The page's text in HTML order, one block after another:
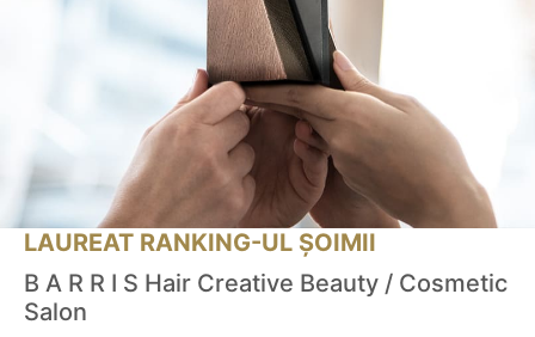
LAUREAT RANKING-UL ȘOIMII
B A R R I S Hair Creative Beauty / Cosmetic
Salon